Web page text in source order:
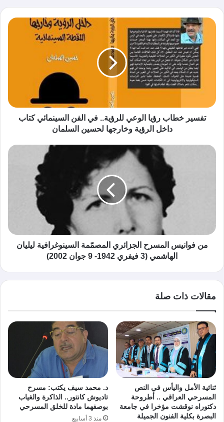
الوي
ب
تفسير خطاب رؤيا الوعي للرؤية.. في الفن السينمائي كتاب
داخل الرؤية وخارجها لحسين السلمان
من فوانيس المسرح الجزائري المصمّمة السينوغرافية ليليان
الهاشمي (3 فيفري 1942- 9 جوان 2002)
مقالات ذات صلة
ثنائية الأمل واليأس في النص
المسرحي العراقي .. أطروحة
دكتوراه نوقشت مؤخرا في جامعة
البصرة بكلية الفنون الجميلة
د. محمد سيف يكتب: مسرح
تاديوش كانتور.. الذاكرة والغياب
بوصفهما مادة للخلق المسرحي
منذ 3 أسابيع